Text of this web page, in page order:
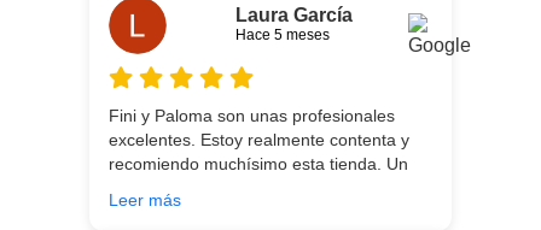
trabajo impecable en el transporte y
montaje, unos chicos encantadores. Hace
5 años conocí la tienda, y vuelvo
encantada de contar con su asesoría y
equipo.
Laura García
Hace 5 meses
Fini y Paloma son unas profesionales
excelentes. Estoy realmente contenta y
recomiendo muchísimo esta tienda. Un
entrega.
Leer más